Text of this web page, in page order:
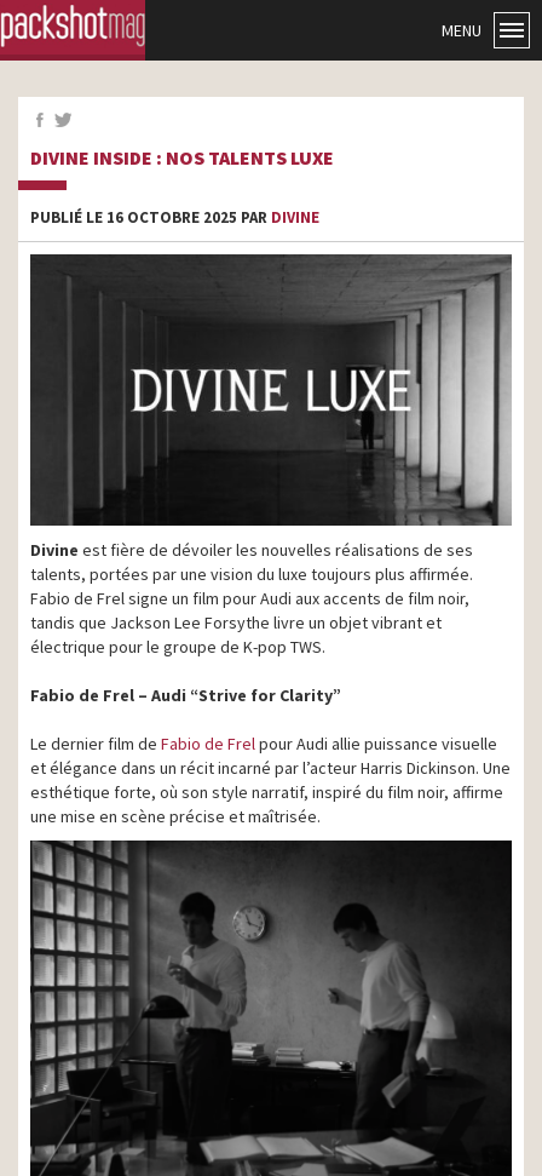
MENU
DIVINE INSIDE : NOS TALENTS LUXE
PUBLIÉ LE 16 OCTOBRE 2025 PAR DIVINE
Divine est fière de dévoiler les nouvelles réalisations de ses
talents, portées par une vision du luxe toujours plus affirmée.
Fabio de Frel signe un film pour Audi aux accents de film noir,
tandis que Jackson Lee Forsythe livre un objet vibrant et
électrique pour le groupe de K-pop TWS.
Fabio de Frel – Audi “Strive for Clarity”
Le dernier film de Fabio de Frelpour Audi allie puissance visuelle
et élégance dans un récit incarné par l’acteur Harris Dickinson. Une
esthétique forte, où son style narratif, inspiré du film noir, affirme
une mise en scène précise et maîtrisée.